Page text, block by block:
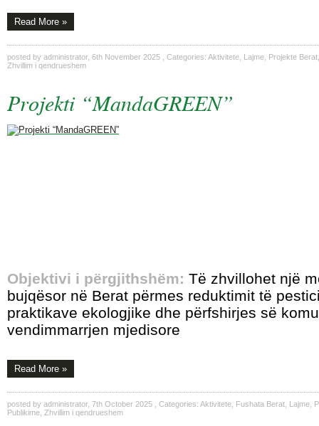
Read More »
posted by administrator, 6th November 2025 , Categories: Aktivitete Lajme Projekte Berat
Zhvillim i qendrueshem
Projekti “MandaGREEN”
Objektivi i përgjithshëm: Të zhvillohet një
bujqësor në Berat përmes reduktimit të
praktikave ekologjike dhe përfshirjes së
vendimmarrjen mjedisore
Read More »
posted by administrator, 7th October 2025 , Categories: Aktivitete Fushata Berat Lajme
Publikime Zhvillim i qendrueshem